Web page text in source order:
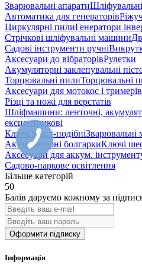
Зварювальні апарати
Автоматика для генераторів
Циркулярні пилиГенератори
Cтрічкові шліфувальні машини
Cадові інструменти ручні
Аксесуари до вібраторівРулетки
Акумуляторні заклепувальні
Торцювальні пилиТорцювальні
Аксесуари для мотокос і тримерів
Різці та ножі для верстатів
Шліфмашини: ленточні,
ексцентрикові
Ключі torx т-подібніЗварювальні
Акумуляторні болгаркиКлючі
Аксесуари для аккум.
Садово-паркове освітлення
Більше категорій
50
Балів даруємо кожному за
Оформити підписку
Інформація